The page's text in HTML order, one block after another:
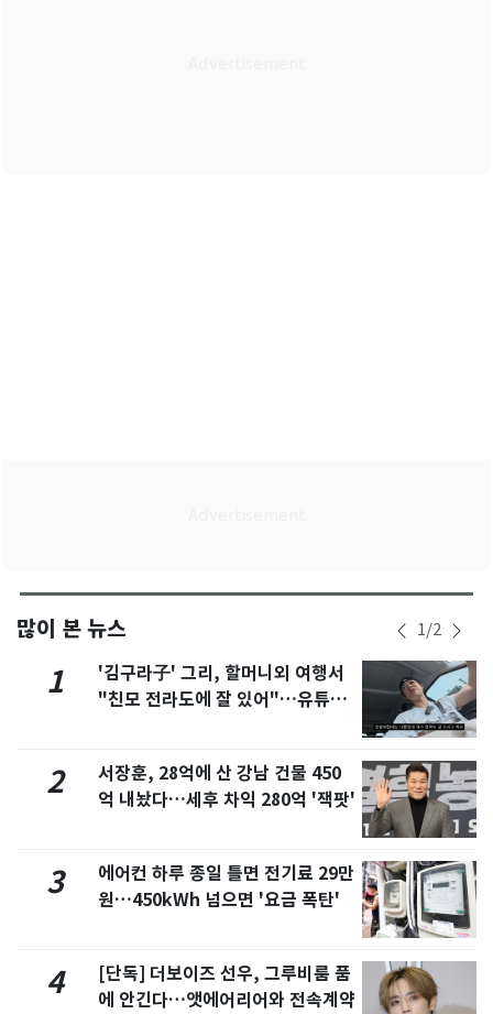
많이 본 뉴스 1/2
1
'김구라子' 그리, 할머니외 여행서
"친모 전라도에 잘 있어"…유튜브
2
서장훈, 28억에 산 강남 건물 450
억 내놨다…세후 차익 280억 '잭팟'
3
에어컨 하루 종일 틀면 전기료 29만
원…450kWh 넘으면 '요금 폭탄'
4
[단독] 더보이즈 선우, 그루비룸 품
에 안긴다…앳에어리어와 전속계약